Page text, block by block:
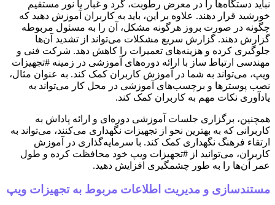
نباید دستگاه‌ها را در معرض رطوبت، گرد و غبار یا نور مستقیم
خورشید قرار دهند. علاوه بر این، باید به کاربران آموزش دهید که
چگونه در صورت بروز هرگونه مشکل، آن را به مسئول مربوطه
گزارش دهند. گزارش سریع مشکلات می‌تواند از تشدید آن‌ها
جلوگیری کرده و هزینه‌های تعمیرات را کاهش دهد. شرکت فنی و
مهندسی ارتباط ساز با ارائه دوره‌های آموزشی در زمینه #تجهیزات
ویپ، می‌تواند به شما در آموزش کاربران کمک کند. به عنوان مثال،
نصب پوسترها و برچسب‌های آموزشی در محل کار می‌تواند به
یادآوری نکات مهم به کاربران کمک کند.
همچنین، برگزاری جلسات آموزشی دوره‌ای و ارائه پاداش به
کاربرانی که به بهترین نحو از تجهیزات نگهداری می‌کنند، می‌تواند به
ارتقاء فرهنگ نگهداری کمک کند. با سرمایه‌گذاری در آموزش
کاربران، می‌توانید از #تجهیزات ویپ خود محافظت کرده و طول
عمر آن‌ها را به طور چشمگیری افزایش دهید.
مستندسازی و مدیریت اطلاعات مربوط به تجهیزات ویپ